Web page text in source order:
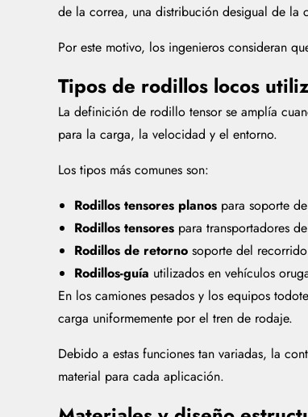
de la correa, una distribución desigual de la
Por este motivo, los ingenieros consideran
Tipos de rodillos locos
La definición de rodillo tensor se amplía
para la carga, la velocidad y el entorno.
Los tipos más comunes son:
Rodillos tensores planos para soporte
Rodillos tensores para transportadores
Rodillos de retorno soporte del
Rodillos-guía utilizados en vehículos
En los camiones pesados y los equipos
carga uniformemente por el tren de rodaje.
Debido a estas funciones tan variadas, la
material para cada aplicación.